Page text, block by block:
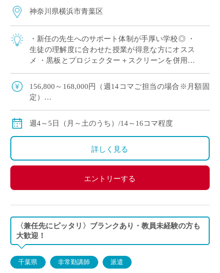
神奈川県横浜市青葉区
・新任の先生へのサポート体制が手厚い学校◎ ・
生徒の理解度に合わせた授業が得意な方にオスス
メ ・黒板とプロジェクター＋スクリーンを併用し
務中！ ＜こんな方からのご応募 […]
156,800～168,000円（週14コマご担当の場合※月額固
定）
定）
ご指導経験により決定
週4～5日（月～土のうち）/14～16コマ程度
詳しく見る
エントリーする
〈兼任先にピッタリ〉ブランクあり・教員未経験の方も
大歓迎！
千葉県 非常勤講師 派遣